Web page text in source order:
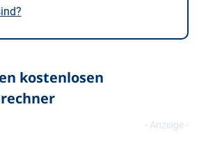
kostenlosen